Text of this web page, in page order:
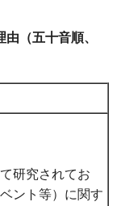
（五十音順、
研究されてお
ント等）に関す